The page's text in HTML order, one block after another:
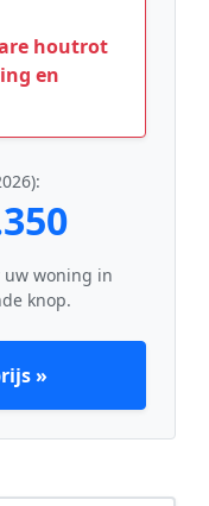
houtrot
en
uw woning in
knop.
»